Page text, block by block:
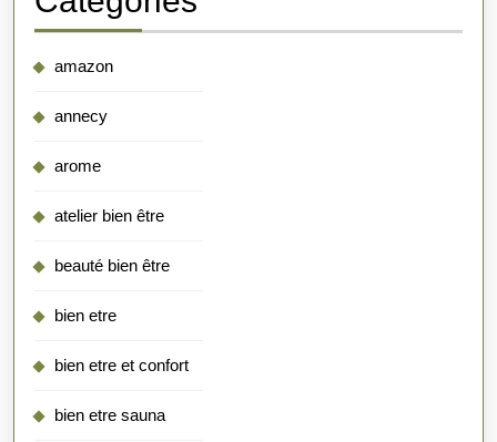
amazon
annecy
arome
atelier bien être
beauté bien être
bien etre
bien etre et confort
bien etre sauna